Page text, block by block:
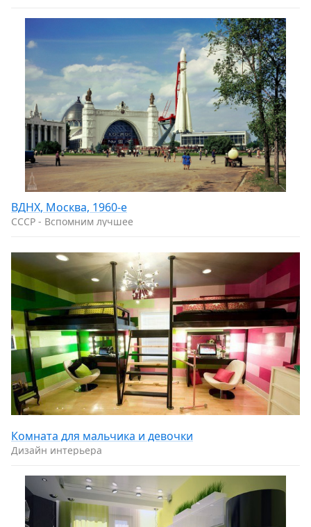
ВДНХ, Москва, 1960-е
CCCP - Вспомним лучшее
Комната для мальчика и девочки
Дизайн интерьера